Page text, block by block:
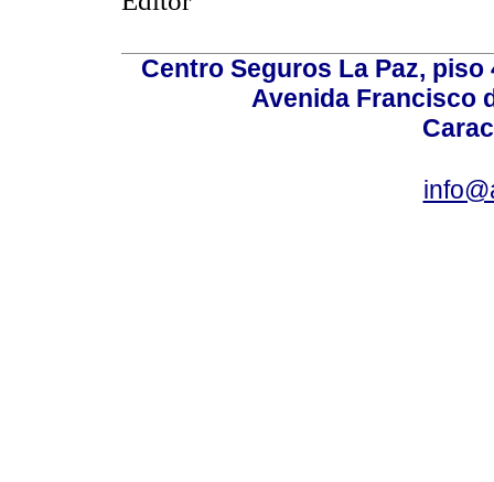
Centro Seguros La Paz,
Avenida Francisco